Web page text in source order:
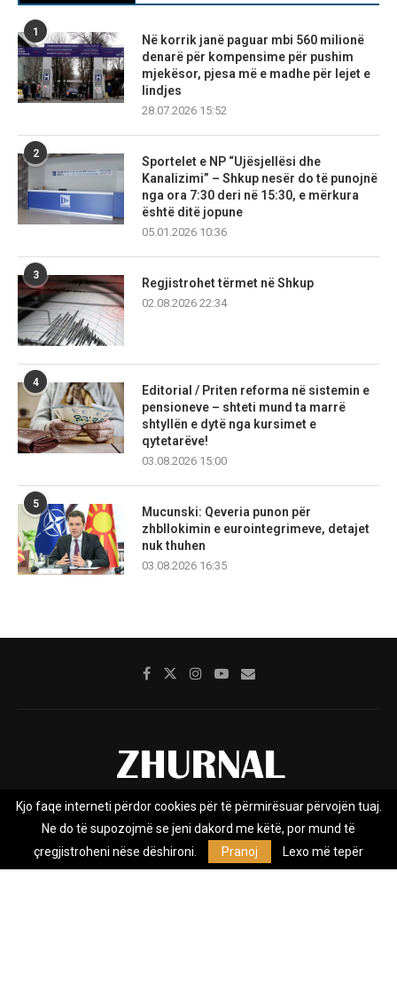
1
Në korrik janë paguar mbi 560 milionë
denarë për kompensime për pushim
mjekësor, pjesa më e madhe për lejet e
lindjes
28.07.2026 15:52
2
Sportelet e NP “Ujësjellësi dhe
Kanalizimi” – Shkup nesër do të punojnë
nga ora 7:30 deri në 15:30, e mërkura
është ditë jopune
05.01.2026 10:36
3
Regjistrohet tërmet në Shkup
02.08.2026 22:34
4
Editorial / Priten reforma në sistemin e
pensioneve – shteti mund ta marrë
shtyllën e dytë nga kursimet e
qytetarëve!
03.08.2026 15:00
5
Mucunski: Qeveria punon për
zhbllokimin e eurointegrimeve, detajet
nuk thuhen
03.08.2026 16:35
Rreth nesh Impresumi Marketing
Kontakt
Privacy Policy
Zhurnal.mk është Agjenci e Lajmeve e pavarur, e themeluar në vitin
Kjo faqe interneti përdor cookies për të përmirësuar përvojën tuaj.
Ne do të supozojmë se jeni dakord me këtë, por mund të
çregjistroheni nëse dëshironi.
Pranoj Lexo më tepër